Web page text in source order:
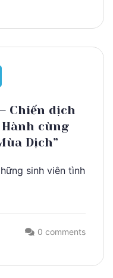
Chiến dịch
cùng
Dịch”
sinh viên tình
0 comments